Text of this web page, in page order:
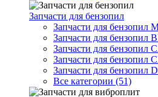
Запчасти для бензопил
Запчасти для бензопил
Запчасти для бензопил
Запчасти для бензопил
Запчасти для бензопил
Запчасти для бензопил
Все категории (51)